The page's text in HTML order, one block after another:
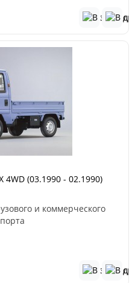
4WD (03.1990 - 02.1990)
и коммерческого